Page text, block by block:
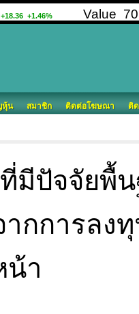
หุ้น สมาชิก ติดต่อโฆษณา ติ
จัยพื้นฐ
กการลง
น้า